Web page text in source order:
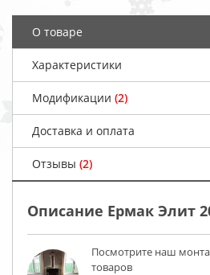
О товаре
Характеристики
Модификации (2)
Доставка и оплата
Отзывы (2)
Описание Ермак Элит
Посмотрите наш
товаров